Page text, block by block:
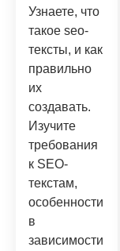
Узнаете, что
такое seo-
тексты, и как
правильно
их
создавать.
Изучите
требования
к SEO-
текстам,
особенности
в
зависимости